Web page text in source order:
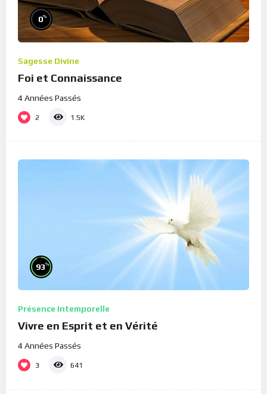
0%
Sagesse Divine
Foi et Connaissance
4 Années Passés
2 1.5K
93%
Présence Intemporelle
Vivre en Esprit et en Vérité
4 Années Passés
3 641